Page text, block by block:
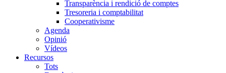
Transparència i rendició de comptes
Tresoreria i comptabilitat
Cooperativisme
Agenda
Opinió
Vídeos
Recursos
Tots